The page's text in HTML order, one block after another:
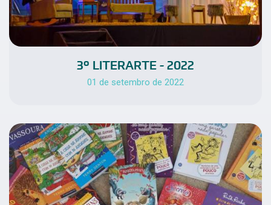
3º LITERARTE - 2022
01 de setembro de 2022